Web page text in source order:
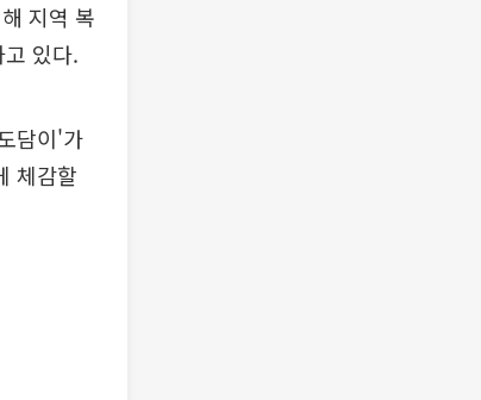
지역 복
있다.
담이'가
체감할